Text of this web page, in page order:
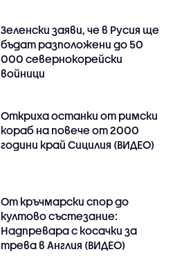
Зеленски заяви, че в Русия ще
бъдат разположени до 50
000 севернокорейски
войници
Откриха останки от римски
кораб на повече от 2000
години край Сицилия (ВИДЕО)
От кръчмарски спор до
култово състезание:
Надпревара с косачки за
трева в Англия (ВИДЕО)